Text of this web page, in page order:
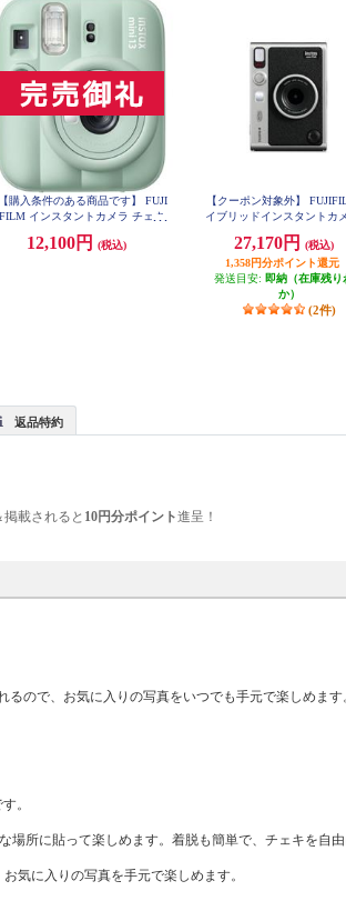
【購入条件のある商品です】 FUJI
FILM インスタントカメラ チェキ
GREEN
12,100円 (税込)
【クーポン対象外】
イブリッドインスタントカ
ミニエボ）ブラック INS-
-BK-C
27,170円
(税込)
1,358円分ポイント還元
発送目安: 即納（在庫残り
か）
(2件)
返品特約
載されると 10円分ポイント進呈！
ので、お気に入りの写真をいつでも手元で楽しめます
。
所に貼って楽しめます。着脱も簡単で、チェキを自由
気に入りの写真を手元で楽しめます。